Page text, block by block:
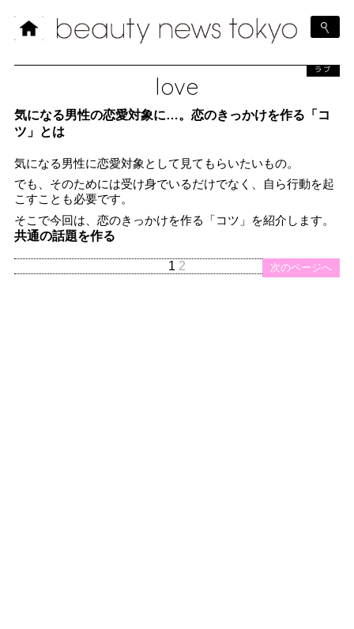
love
ラブ
気になる男性の恋愛対象に…。恋のきっかけを作る「コ
ツ」とは
気になる男性に恋愛対象として見てもらいたいもの。
でも、そのためには受け身でいるだけでなく、自ら行動を起
こすことも必要です。
そこで今回は、恋のきっかけを作る「コツ」を紹介します。
共通の話題を作る
次のページへ
1 2